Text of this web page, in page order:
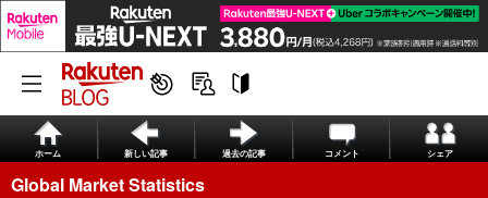
ホーム 新しい記事 過去の記事 コメント シェア
Global Market Statistics